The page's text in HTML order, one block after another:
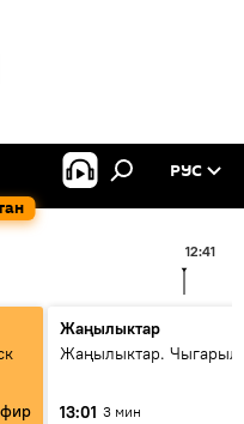
РУС
12:41
Жаңылыктар
Жаңылыктар.
13:01 3 мин